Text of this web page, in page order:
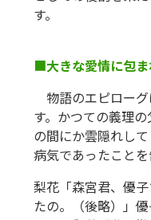
す。
■大きな愛情に包
物語のエピロー
す。かつての義理
の間にか雲隠れし
病気であったことを
梨花「森宮君、優
たの。（後略）」